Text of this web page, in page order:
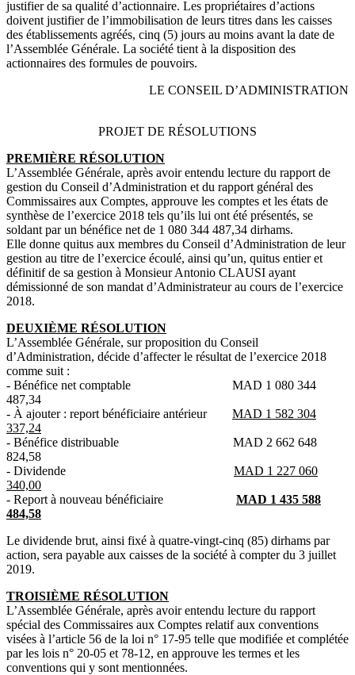
justifier de sa qualité d’actionnaire. Les propriétaires d’actions
doivent justifier de l’immobilisation de leurs titres dans les caisses
des établissements agréés, cinq (5) jours au moins avant la date de
l’Assemblée Générale. La société tient à la disposition des
actionnaires des formules de pouvoirs.
LE CONSEIL D’ADMINISTRATION
PROJET DE RÉSOLUTIONS
PREMIÈRE RÉSOLUTION
L’Assemblée Générale, après avoir entendu lecture du rapport de
gestion du Conseil d’Administration et du rapport général des
Commissaires aux Comptes, approuve les comptes et les états de
synthèse de l’exercice 2018 tels qu’ils lui ont été présentés, se
soldant par un bénéfice net de 1 080 344 487,34 dirhams.
Elle donne quitus aux membres du Conseil d’Administration de leur
gestion au titre de l’exercice écoulé, ainsi qu’un, quitus entier et
définitif de sa gestion à Monsieur Antonio CLAUSI ayant
démissionné de son mandat d’Administrateur au cours de l’exercice
2018.
DEUXIÈME RÉSOLUTION
L’Assemblée Générale, sur proposition du Conseil
d’Administration, décide d’affecter le résultat de l’exercice 2018
comme suit :
- Bénéfice net comptable MAD 1 080 344
487,34
- À ajouter : report bénéficiaire antérieur MAD 1 582 304
337,24
- Bénéfice distribuable MAD 2 662 648
824,58
- Dividende MAD 1 227 060
340,00
- Report à nouveau bénéficiaire MAD 1 435 588
484,58
Le dividende brut, ainsi fixé à quatre-vingt-cinq (85) dirhams par
action, sera payable aux caisses de la société à compter du 3 juillet
2019.
TROISIÈME RÉSOLUTION
L’Assemblée Générale, après avoir entendu lecture du rapport
spécial des Commissaires aux Comptes relatif aux conventions
visées à l’article 56 de la loi n° 17-95 telle que modifiée et complétée
par les lois n° 20-05 et 78-12, en approuve les termes et les
conventions qui y sont mentionnées.